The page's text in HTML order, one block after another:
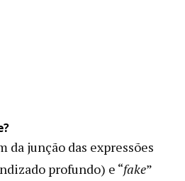
da junção das expressões
profundo) e “fake”